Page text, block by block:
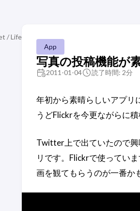
/ Life
App
写真の投稿機能が
2011-01-04 読了時間: 2分
年初から素晴らしいアプリ
うどFlickrを今更ながらに
Twitter上で出ていたので
リです。Flickrで使ってい
画を観てもらうのが一番か